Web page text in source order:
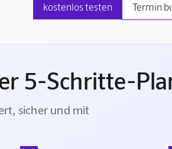
kostenlos testen Termin
5-Schritte-
sicher und mit